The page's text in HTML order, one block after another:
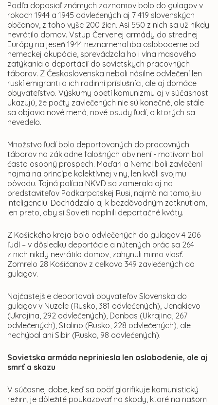
Podľa doposiaľ známych zoznamov bolo do gulagov v
rokoch 1944 a 1945 odvlečených aj 7 419 slovenských
občanov, z toho vyše 200 žien. Asi 550 z nich sa už nikdy
nevrátilo domov. Vstup Červenej armády do strednej
Európy na jeseň 1944 neznamenal iba oslobodenie od
nemeckej okupácie, sprevádzala ho i vlna masového
zatýkania a deportácií do sovietskych pracovných
táborov. Z Československa neboli násilne odvlečení len
ruskí emigranti a ich rodinní príslušníci, ale aj domáce
obyvateľstvo. Výskumy obetí komunizmu aj v súčasnosti
ukazujú, že počty zavlečených nie sú konečné, ale stále
sa objavia nové mená, nové osudy ľudí, o ktorých sa
nevedelo.
Množstvo ľudí bolo deportovaných do pracovných
táborov na základne falošných obvinení - motívom bol
často osobný prospech. Maďari a Nemci boli zavlečení
najmä na princípe kolektívnej viny, len kvôli svojmu
pôvodu. Tajná polícia NKVD sa zamerala aj na
predstaviteľov Podkarpatskej Rusi, najmä na tamojšiu
inteligenciu. Dochádzalo aj k bezdôvodným zatknutiam,
len preto, aby si Sovieti naplnili deportačné kvóty.
Z Košického kraja bolo odvlečených do gulagov 4 206
ľudí – v dôsledku deportácie a nútených prác sa 264
z nich nikdy nevrátilo domov, zahynuli mimo vlasť.
Zomrelo 28 Košičanov z celkovo 349 zavlečených do
gulagov.
Najčastejšie deportovali obyvateľov Slovenska do
gulagov v Nuzale (Rusko, 381 odvlečených), Jenakievo
(Ukrajina, 292 odvlečených), Donbas (Ukrajina, 267
odvlečených), Stalino (Rusko, 228 odvlečených), ale
nechýbal ani Sibír (Rusko, 98 odvlečených).
Sovietska armáda nepriniesla len oslobodenie, ale aj
smrť a skazu
V súčasnej dobe, keď sa opäť glorifikuje komunistický
režim, je dôležité poukazovať na škody, ktoré na našom